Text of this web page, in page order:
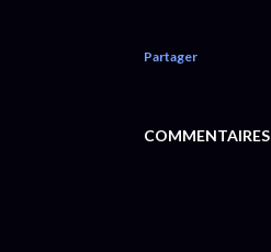
Partager
COMMENTAIRES